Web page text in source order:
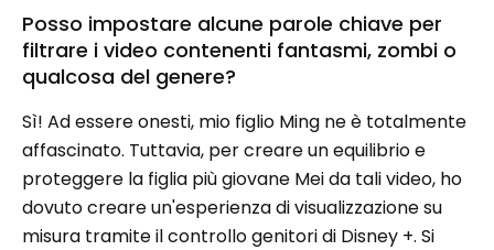
Posso impostare alcune parole chiave per
filtrare i video contenenti fantasmi, zombi o
qualcosa del genere?
Sì! Ad essere onesti, mio ​​figlio Ming ne è totalmente
affascinato. Tuttavia, per creare un equilibrio e
proteggere la figlia più giovane Mei da tali video, ho
dovuto creare un'esperienza di visualizzazione su
misura tramite il controllo genitori di Disney +. Si